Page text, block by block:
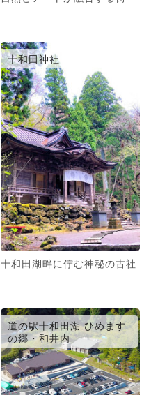
十和田神社
十和田湖畔に佇む神秘の古社
道の駅十和田湖 ひめます
の郷・和井内